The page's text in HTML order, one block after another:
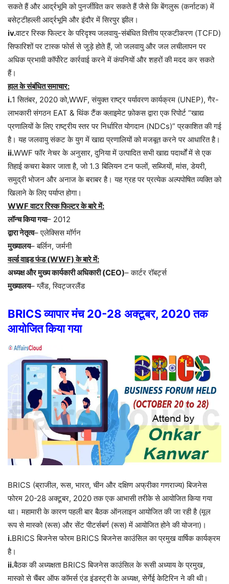
सकते हैं और आर्द्रभूमि को पुनर्जीवित कर सकते हैं जैसे कि बेंगलुरू (कर्नाटक) में
बसेट्टीहल्ली आर्द्रभूमि और इंदौर में सिरपुर झील।
iv.वाटर रिस्क फिल्टर के परिदृश्य जलवायु-संबंधित वित्तीय प्रकटीकरण (TCFD)
सिफारिशों पर टास्क फोर्स से जुड़े होते हैं, जो जलवायु और जल लचीलापन पर
अधिक प्रभावी कॉर्पोरेट कार्रवाई करने में कंपनियों और शहरों की मदद कर सकते
हैं।
हाल के संबंधित समाचार:
i.1 सितंबर, 2020 को,WWF, संयुक्त राष्ट्र पर्यावरण कार्यक्रम (UNEP), गैर-
लाभकारी संगठन EAT & थिंक टैंक क्लाइमेट फ़ोकस द्वारा एक रिपोर्ट “खाद्य
प्रणालियों के लिए राष्ट्रीय स्तर पर निर्धारित योगदान (NDCs)” प्रकाशित की गई
है। यह जलवायु संकट के युग में खाद्य प्रणालियों को मजबूत करने पर आधारित है।
ii.WWF फॉर नेचर के अनुसार, दुनिया में उत्पादित सभी खाद्य पदार्थों में से एक
तिहाई कचरा बेकार जाता है, जो 1.3 बिलियन टन फलों, सब्जियों, मांस, डेयरी,
समुद्री भोजन और अनाज के बराबर है। यह ग्रह पर प्रत्येक अल्पपोषित व्यक्ति को
खिलाने के लिए पर्याप्त होगा।
WWF वाटर रिस्क फिल्टर के बारे में:
लॉन्च किया गया– 2012
द्वारा नेतृत्व– एलेक्सिस मॉर्गन
मुख्यालय– बर्लिन, जर्मनी
वर्ल्ड वाइड फंड (WWF) के बारे में:
अध्यक्ष और मुख्य कार्यकारी अधिकारी (CEO)– कार्टर रॉबर्ट्स
मुख्यालय– ग्लैंड, स्विट्जरलैंड
BRICS व्यापार मंच 20-28 अक्टूबर, 2020 तक
आयोजित किया गया
BRICS (ब्राजील, रूस, भारत, चीन और दक्षिण अफ्रीका गणराज्य) बिजनेस
फोरम 20-28 अक्टूबर, 2020 तक एक आभासी तरीके से आयोजित किया गया
था। महामारी के कारण पहली बार बैठक ऑनलाइन आयोजित की जा रही है (मूल
रूप से मास्को (रूस) और सेंट पीटर्सबर्ग (रूस) में आयोजित होने की योजना)।
i.BRICS बिजनेस फोरम BRICS बिजनेस काउंसिल का प्रमुख वार्षिक कार्यक्रम
है।
ii.बैठक की अध्यक्षता BRICS बिजनेस काउंसिल के रूसी अध्याय के प्रमुख,
मास्को से चैंबर ऑफ कॉमर्स एंड इंडस्ट्री के अध्यक्ष, सेर्गेई केटिरिन ने की थी।